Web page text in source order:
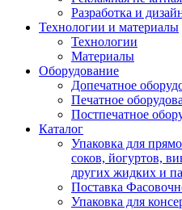
Разработка и
Технологии и материалы
Технологии
Материалы
Оборудование
Допечатное
Печатное
Постпечатное
Каталог
Упаковка для
соков, йогуртов,
других жидких и
Поставка
Упаковка для